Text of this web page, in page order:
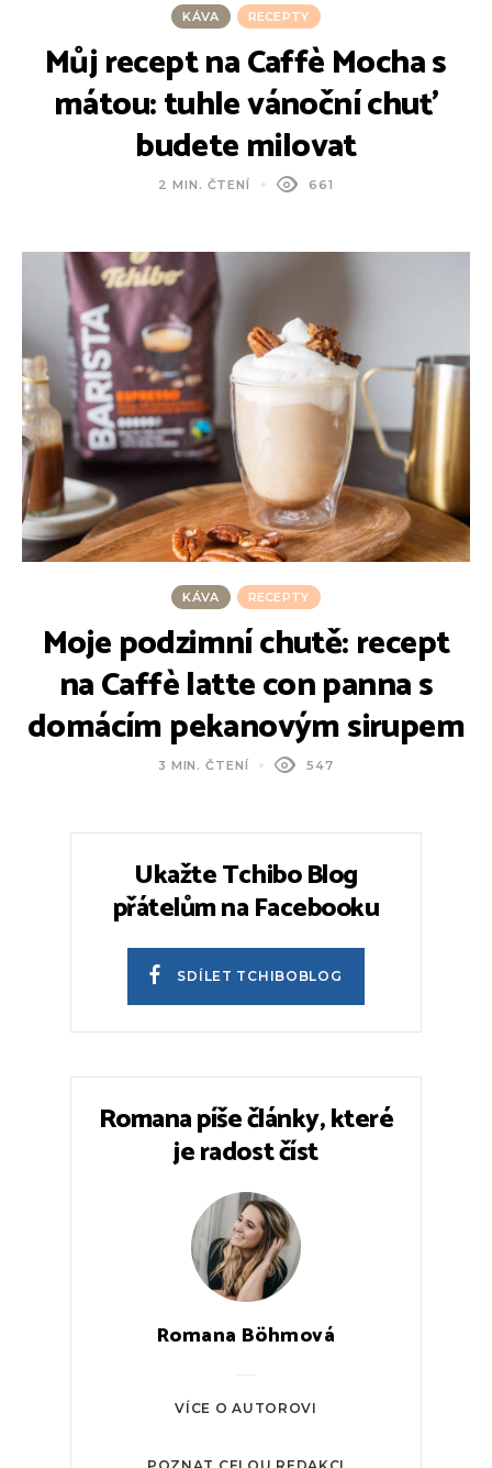
KÁVA RECEPTY
Můj recept na Caffè Mocha s
mátou: tuhle vánoční chuť
budete milovat
2 MIN. ČTENÍ 661
KÁVA RECEPTY
Moje podzimní chutě: recept
na Caffè latte con panna s
domácím pekanovým sirupem
3 MIN. ČTENÍ 547
KÁVA RECEPTY
Jak na flat white doma ve třech
krocích
3 MIN. ČTENÍ 685
KÁVA RECEPTY
Recept na domácí cold brew s
bonusem: vylepšete si ho
ovocným sirupem
3 MIN. ČTENÍ
KÁVA